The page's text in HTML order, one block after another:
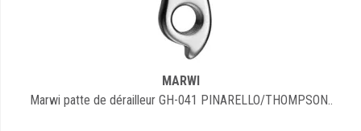
MARWI
Marwi patte de dérailleur GH-041 PINARELLO/THOMPSON..